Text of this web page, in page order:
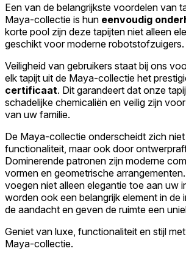
Een van de belangrijkste voordelen van
Maya-collectie is hun eenvoudig
korte pool zijn deze tapijten niet alleen
geschikt voor moderne robotstofzuigers.
Veiligheid van gebruikers staat bij ons
elk tapijt uit de Maya-collectie het
certificaat. Dit garandeert dat onze
schadelijke chemicaliën en veilig zijn
van uw familie.
De Maya-collectie onderscheidt zich
functionaliteit, maar ook door
Dominerende patronen zijn moderne
vormen en geometrische
voegen niet alleen elegantie toe aan uw
worden ook een belangrijk element in de
de aandacht en geven de ruimte een
Geniet van luxe, functionaliteit en stijl
Maya-collectie.
Sla mijn voorkeuren
Accepteer alles